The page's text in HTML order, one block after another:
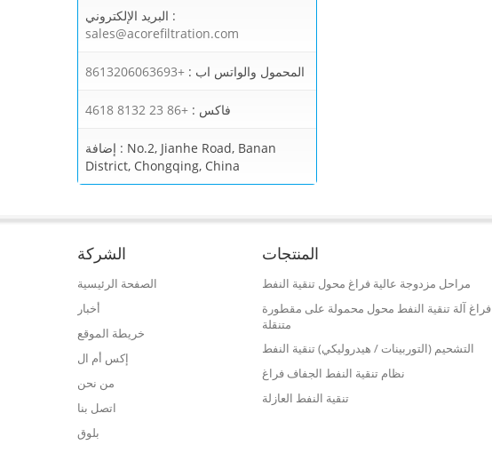
البريد الإلكتروني :
sales@acorefiltration.com
المحمول والواتس اب : +8613206063693
فاكس : +86 23 8132 4618
إضافة : No.2, Jianhe Road, Banan
District, Chongqing, China
الشركة
الصفحة الرئيسية
أخبار
خريطة الموقع
إكس أم ال
من نحن
اتصل بنا
بلوق
المنتجات
مراحل مزدوجة عالية فراغ محول تنقية النفط
فراغ آلة تنقية النفط محول محمولة على مقطورة
متنقلة
التشحيم (التوربينات / هيدروليكي) تنقية النفط
نظام تنقية النفط الجفاف فراغ
تنقية النفط العازلة